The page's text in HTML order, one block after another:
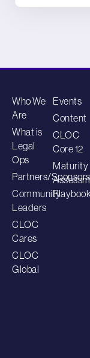
Who We
Are
What is
Legal
Ops
Partners/Sponsors
Community
Leaders
CLOC
Cares
CLOC
Global
Events
Content
CLOC
Core 12
Maturity
Playbook